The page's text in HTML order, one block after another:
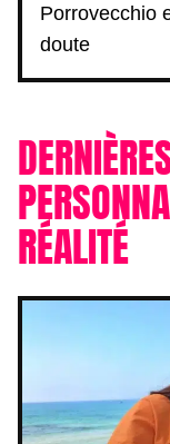
Porrovecchio
doute
RÉALITÉ